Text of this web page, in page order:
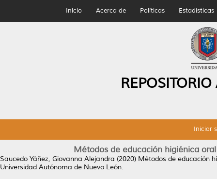
Inicio Acerca de Políticas Estadísticas
Iniciar
Métodos de educación higiénica
Saucedo Yáñez, Giovanna Alejandra (2020) Métodos de educación
Universidad Autónoma de Nuevo León.